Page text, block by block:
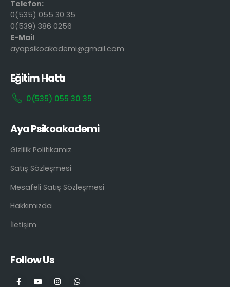
Telefon:
0(535) 055 30 35
0(539) 386 0256
E-Mail
ayapsikoakademi@gmail.com
Eğitim Hattı
0(535) 055 30 35
Aya Psikoakademi
Gizlilik Politikamız
Satış Sözleşmesi
Mesafeli Satış Sözleşmesi
Hakkımızda
İletişim
Follow Us